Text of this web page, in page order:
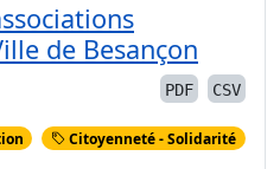
de Besançon
PDF CSV
Citoyenneté - Solidarité